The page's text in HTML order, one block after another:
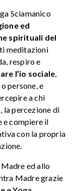
Sciamanico
ed
spirituali del
meditazioni
respiro e
l’io sociale,
persone, e
a chi
la percezione di
e compiere il
con la propria
ed allo
Madre grazie